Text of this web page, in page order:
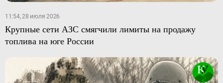
11:54, 28 июля 2026
Крупные сети АЗС смягчили лимиты на продажу
топлива на юге России